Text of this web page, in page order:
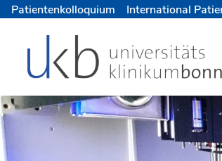
Patientenkolloquium International